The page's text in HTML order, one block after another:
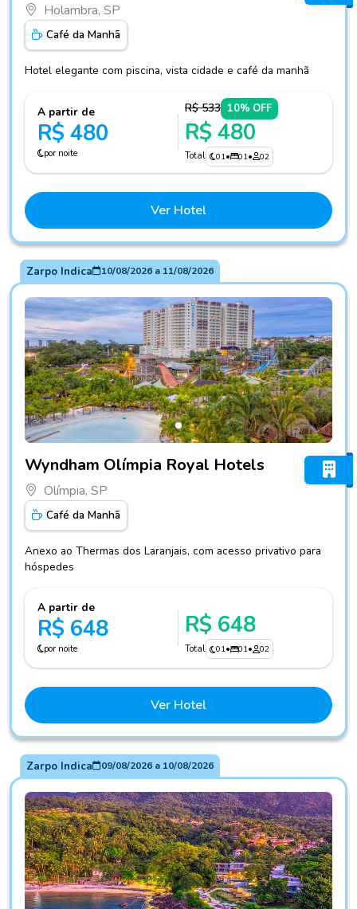
Holambra, SP
Café da Manhã
Hotel elegante com piscina, vista cidade e café da manhã
A partir de
R$ 480
por noite
R$ 533 10% OFF
R$ 480
Total 01• 01• 02
Ver Hotel
Zarpo Indica 10/08/2026a 11/08/2026
Wyndham Olímpia Royal Hotels
Olímpia, SP
Café da Manhã
Anexo ao Thermas dos Laranjais, com acesso privativo para
hóspedes
A partir de
R$ 648
por noite
R$ 648
Total 01• 01• 02
Ver Hotel
Zarpo Indica 09/08/2026a 10/08/2026